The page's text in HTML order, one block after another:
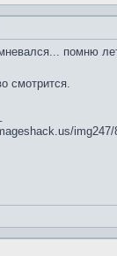
помню
смотрится.